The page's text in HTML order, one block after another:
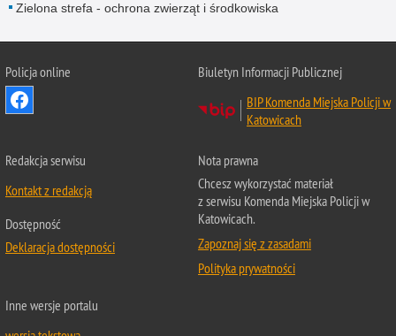
Zielona strefa - ochrona zwierząt i środkowiska
Policja online
Biuletyn Informacji Publicznej
BIP Komenda Miejska Policji w
Katowicach
Redakcja serwisu
Kontakt z redakcją
Dostępność
Deklaracja dostępności
Nota prawna
Chcesz wykorzystać materiał
z serwisu Komenda Miejska Policji w
Katowicach.
Zapoznaj się z zasadami
Polityka prywatności
Inne wersje portalu